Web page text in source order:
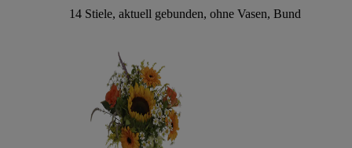
14 Stiele, aktuell gebunden, ohne Vasen, Bund